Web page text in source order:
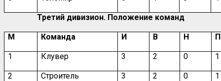
Третий дивизион. Положение команд
М Команда И В Н П
1 Клувер 3 2 0 1
2 Строитель 3 2 0 1